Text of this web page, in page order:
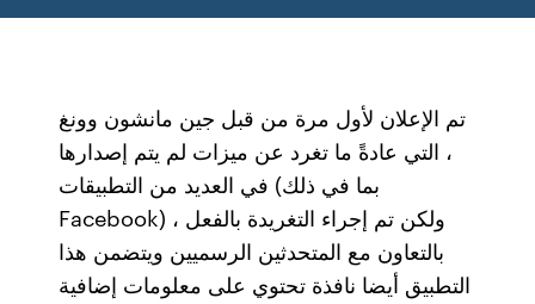
تم الإعلان لأول مرة من قبل جين مانشون وونغ
، التي عادةً ما تغرد عن ميزات لم يتم إصدارها
في العديد من التطبيقات (بما في ذلك
Facebook) ، ولكن تم إجراء التغريدة بالفعل
بالتعاون مع المتحدثين الرسميين ويتضمن هذا
التطبيق أيضا نافذة تحتوي على معلومات إضافية